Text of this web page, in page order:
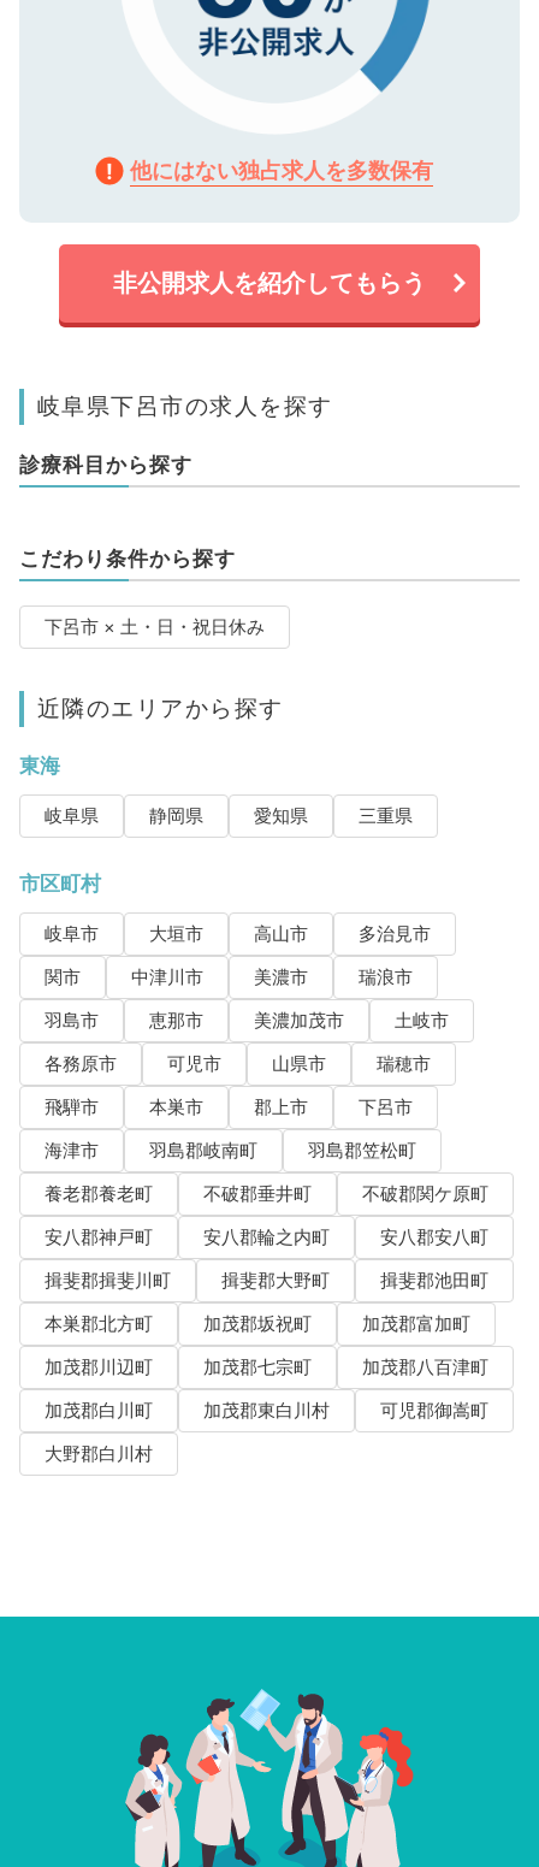
他にはない独占求人を多数保有
非公開求人を紹介してもらう
岐阜県下呂市の求人を探す
診療科目から探す
こだわり条件から探す
下呂市 × 土・日・祝日休み
近隣のエリアから探す
東海
岐阜県 静岡県 愛知県 三重県
市区町村
岐阜市 大垣市 高山市
多治見市
関市
中津川市 美濃市
瑞浪市
羽島市
恵那市 美濃加茂市
土岐市
各務原市
可児市 山県市
瑞穂市
飛騨市
本巣市 郡上市
下呂市
海津市
羽島郡岐南町
羽島郡笠松町
養老郡養老町
不破郡垂井町
不破郡関ケ原町
安八郡神戸町
安八郡輪之内町
安八郡安八町
揖斐郡揖斐川町
揖斐郡大野町
揖斐郡池田町
本巣郡北方町
加茂郡坂祝町
加茂郡富加町
加茂郡川辺町
加茂郡七宗町
加茂郡八百津町
加茂郡白川町
加茂郡東白川村
可児郡御嵩町
大野郡白川村